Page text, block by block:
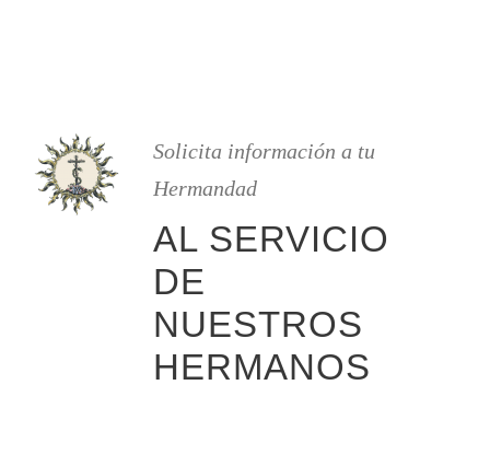
Solicita información a tu
Hermandad
AL SERVICIO
DE
NUESTROS
HERMANOS